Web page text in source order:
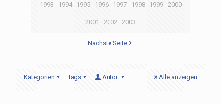
1993 1994 1995 1996 1997 1998 1999 2000
2001 2002 2003
Nächste Seite
Kategorien Tags Autor Alle anzeigen